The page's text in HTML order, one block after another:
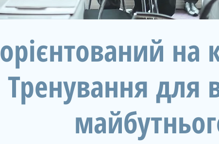
орієнтований на
Тренування для